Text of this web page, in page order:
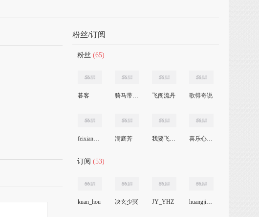
粉丝/订阅
粉丝 (65)
暮客 骑马带狗去旅行 飞阁流丹 歌得奇说
feixiang669977 满庭芳 我要飞向蓝天 喜乐心品牌眼镜
订阅 (53)
kuan_hou 决玄少冥 JY_YHZ huangjiaquan1988